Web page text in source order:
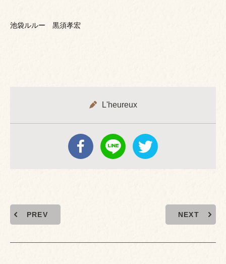
池袋ルルー 黒須孝宏
L'heureux
PREV NEXT